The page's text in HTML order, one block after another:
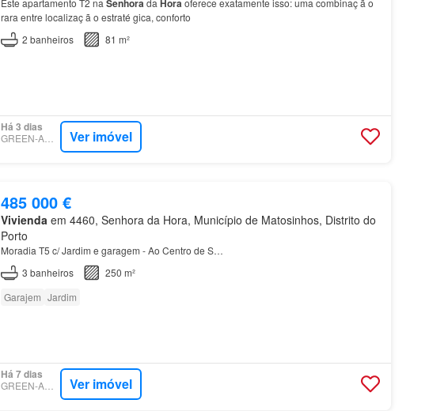
Este apartamento T2 na Senhorada Horaoferece exatamente isso: uma combinaç ã o
rara entre localizaç ã o estraté gica, conforto
2 banheiros 81 m²
Há 3 dias
GREEN-ACRES Ver imóvel
485 000 €
Vivienda em 4460, Senhora da Hora, Município de Matosinhos, Distrito do
Porto
Moradia T5 c/ Jardim e garagem - Ao Centro de S…
3 banheiros
250 m²
Garajem Jardim
Há 7 dias
GREEN-ACRES Ver imóvel